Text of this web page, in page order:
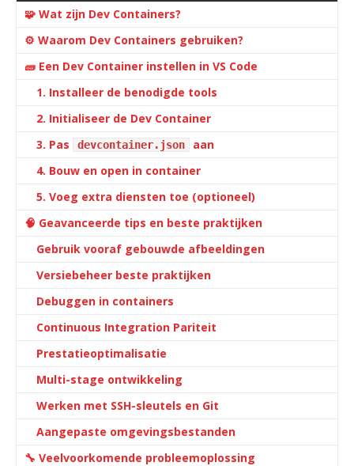
🧩 Wat zijn Dev Containers?
⚙️ Waarom Dev Containers gebruiken?
🧱 Een Dev Container instellen in VS Code
1. Installeer de benodigde tools
2. Initialiseer de Dev Container
3. Pas
devcontainer.json
aan
4. Bouw en open in container
5. Voeg extra diensten toe (optioneel)
🧠 Geavanceerde tips en beste praktijken
Gebruik vooraf gebouwde afbeeldingen
Versiebeheer beste praktijken
Debuggen in containers
Continuous Integration Pariteit
Prestatieoptimalisatie
Multi-stage ontwikkeling
Werken met SSH-sleutels en Git
Aangepaste omgevingsbestanden
🔧 Veelvoorkomende probleemoplossing